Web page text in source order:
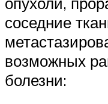
соседние
возможных
болезни: